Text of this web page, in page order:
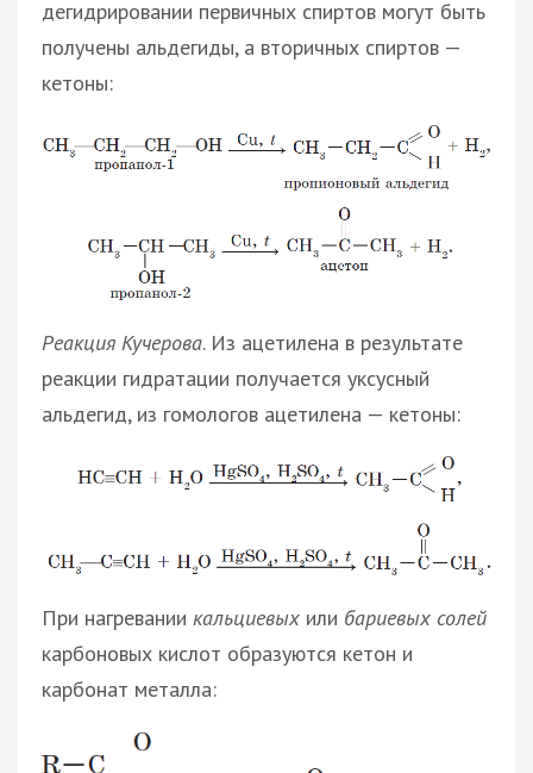
дегидрировании первичных спиртов могут быть
получены альдегиды, а вторичных спиртов —
кетоны:
Реакция Кучерова. Из ацетилена в результате
реакции гидратации получается уксусный
альдегид, из гомологов ацетилена — кетоны:
При нагревании кальциевых или бариевых солей
карбоновых кислот образуются кетон и
карбонат металла: